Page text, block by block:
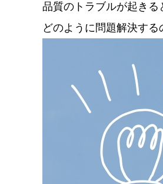
品質のトラブルが起きる
どのように問題解決する